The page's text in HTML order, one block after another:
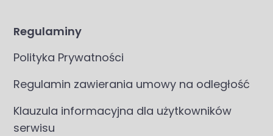
Regulaminy
Polityka Prywatności
Regulamin zawierania umowy na odległość
Klauzula informacyjna dla użytkowników
serwisu